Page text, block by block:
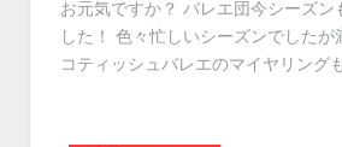
お元気ですか？ バレエ団今シーズン
した！ 色々忙しいシーズンでしたが
コティッシュバレエのマイヤリング